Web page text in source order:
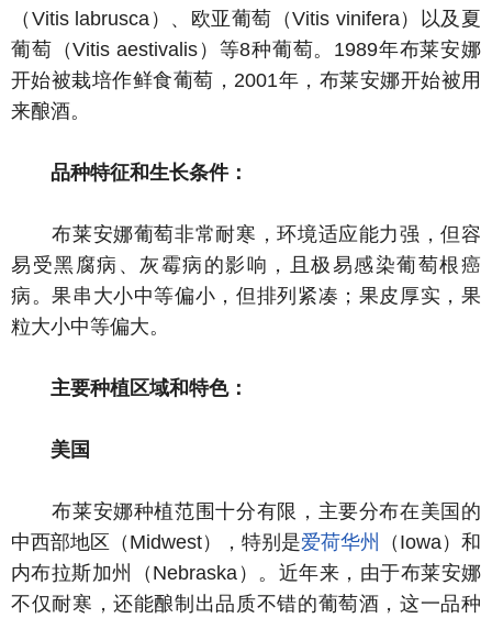
（Vitis labrusca）、欧亚葡萄（Vitis vinifera）以及夏
葡萄（Vitis aestivalis）等8种葡萄。1989年布莱安娜
开始被栽培作鲜食葡萄，2001年，布莱安娜开始被用
来酿酒。
品种特征和生长条件：
布莱安娜葡萄非常耐寒，环境适应能力强，但容
易受黑腐病、灰霉病的影响，且极易感染葡萄根癌
病。果串大小中等偏小，但排列紧凑；果皮厚实，果
粒大小中等偏大。
主要种植区域和特色：
美国
布莱安娜种植范围十分有限，主要分布在美国的
中西部地区（Midwest），特别是爱荷华州
（Iowa）和
内布拉斯加州（Nebraska）。近年来，由于布莱安娜
不仅耐寒，还能酿制出品质不错的葡萄酒，这一品种